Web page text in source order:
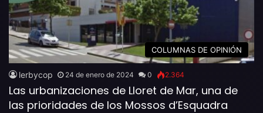
COLUMNAS DE OPINIÓN
lerbycop 24 de enero de 2024 0 2.364
Las urbanizaciones de Lloret de Mar, una de
las prioridades de los Mossos d’Esquadra